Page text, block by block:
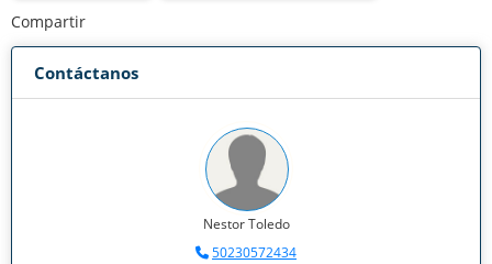
Compartir
Contáctanos
Nestor Toledo
50230572434